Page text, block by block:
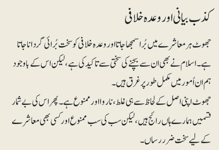
کذب بیانی اور وعدہ خلافی
جھوٹ ہر معاشرے میں بُرا سمجھا جاتا اور وعدہ خلافی کو سخت بُرائی گردانا جاتا
ہے۔ اسلام نے بھی ان سے بچنے کی سختی سے تاکید کی ہے، لیکن اس کے باوجود
ہم ان اُمور میں مکمل طور پر غرق ہیں۔
جھوٹ اپنی اصل کے لحاظ سے ہی غلط، ناروا اور ممنوع ہے۔ پھر اس کی بے شمار
قسمیں ہمارے ہاں رائج ہیں، لیکن سب کی سب ممنوع اور کسی بھی معاشرے
کے لیے سخت ضرر رساں۔